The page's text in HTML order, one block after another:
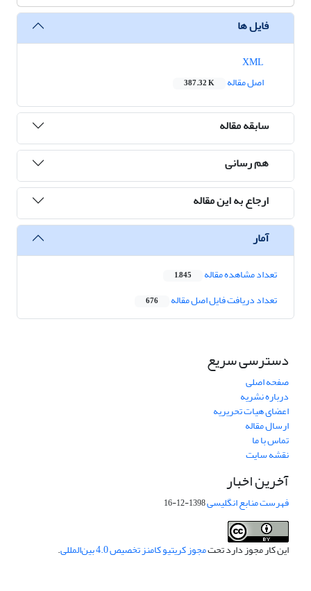
فایل ها
اصل مقاله
387.32 K
سابقه مقاله
هم رسانی
ارجاع به این مقاله
آمار
تعداد مشاهده مقاله 1,845
تعداد دریافت فایل اصل مقاله 676
دسترسی سریع
صفحه اصلی
درباره نشریه
اعضای هیات تحریریه
ارسال مقاله
تماس با ما
نقشه سایت
آخرین اخبار
فهرست منابع انگلیسی1398-12-16
این کار مجوز دارد تحتمجوز کریتیو کامنز تخصیص 4.0 بین‌المللی .